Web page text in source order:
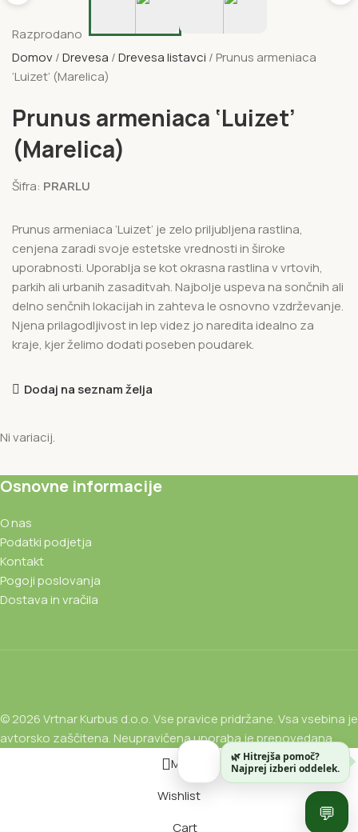
Razprodano
Domov Drevesa Drevesa listavci
Prunus armeniaca
‘Luizet’ (Marelica)
Prunus armeniaca ‘Luizet’
(Marelica)
Šifra: PRARLU
Prunus armeniaca ‘Luizet’ je zelo priljubljena rastlina,
cenjena zaradi svoje estetske vrednosti in široke
uporabnosti. Uporablja se kot okrasna rastlina v vrtovih,
parkih ali urbanih zasaditvah. Najbolje uspeva na sončnih ali
delno senčnih lokacijah in zahteva le osnovno vzdrževanje.
Njena prilagodljivost in lep videz jo naredita idealno za
kraje, kjer želimo dodati poseben poudarek.
Dodaj na seznam želja
Ni variacij.
Osnovne informacije
O nas
Podatki podjetja
Kontakt
Pogoji poslovanja
Dostava in vračila
© 2026 Vrtnar Kurbus d.o.o. Vse pravice pridržane. Vsa vsebina je
avtorsko zaščitena. Neupravičena uporaba je prepovedana.
💬
🌿 Hitrejša pomoč?
Najprej izberi oddelek.
Meni
Wishlist
Cart